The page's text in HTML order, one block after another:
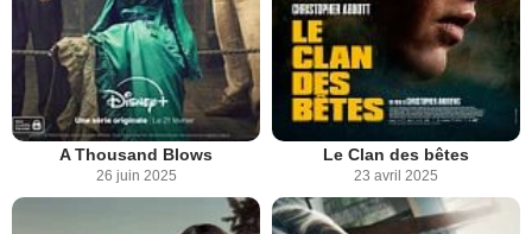
A Thousand Blows
26 juin 2025
Le Clan des bêtes
23 avril 2025